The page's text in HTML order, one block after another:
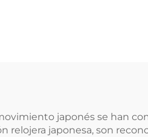
japonés se han
relojera japonesa, son